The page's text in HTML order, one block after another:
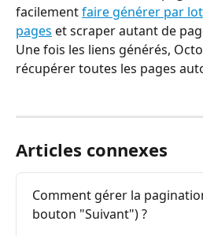
facilement faire générer par
pages et scraper autant de
Une fois les liens générés,
récupérer toutes les pages
Articles connexes
Comment gérer la
bouton "Suivant") ?